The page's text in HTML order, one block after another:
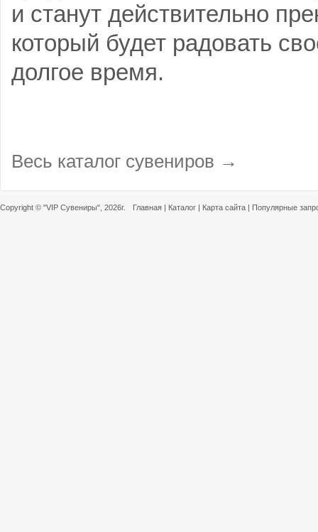
и станут действительно
который будет радовать
долгое время.
Весь каталог сувениров →
Copyright © "VIP Сувениры" , 2026г. Главная | Каталог | Карта сайта | Популярные